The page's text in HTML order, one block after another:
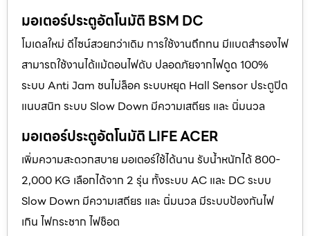
มอเตอร์ประตูอัตโนมัติ BSM DC
โมเดลใหม่ ดีไซน์สวยกว่าเดิม การใช้งานถึกทน มีแบตสำรองไฟ
สามารถใช้งานได้แม้ตอนไฟดับ ปลอดภัยจากไฟดูด 100%
ระบบ Anti Jam ชนไม่ล็อค ระบบหยุด Hall Sensor ประตูปิด
แนบสนิท ระบบ Slow Down มีความเสถียร และ นิ่มนวล
มอเตอร์ประตูอัตโนมัติ LIFE ACER
เพิ่มความสะดวกสบาย มอเตอร์ใช้ได้นาน รับน้ำหนักได้ 800-
2,000 KG เลือกได้จาก 2 รุ่น ทั้งระบบ AC และ DC ระบบ
Slow Down มีความเสถียร และ นิ่มนวล มีระบบป้องกันไฟ
เกิน ไฟกระชาก ไฟช็อต